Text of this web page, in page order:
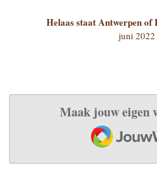
Helaas staat Antwerpen of
juni 2022
Maak jouw eigen
JouwWeb